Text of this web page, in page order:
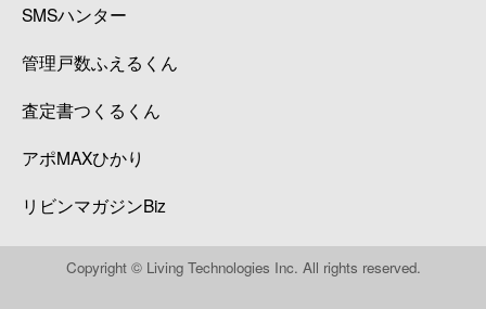
SMSハンター
管理戸数ふえるくん
査定書つくるくん
アポMAXひかり
リビンマガジンBiz
Copyright © Living Technologies Inc. All rights reserved.